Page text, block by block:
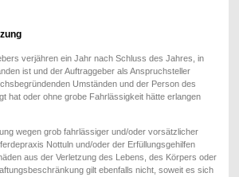
verjähren ein Jahr nach Schluss des Jahres, in
ist und der Auftraggeber als Anspruchsteller
Umständen und der Person des
hat oder ohne grobe Fahrlässigkeit hätte erlangen
wegen grob fahrlässiger und/oder vorsätzlicher
Nottuln und/oder der Erfüllungsgehilfen
aus der Verletzung des Lebens, des Körpers oder
gilt ebenfalls nicht, soweit es sich